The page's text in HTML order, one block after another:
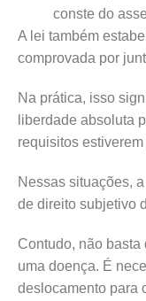
conste do
A lei também
comprovada por
Na prática, isso
liberdade absoluta
requisitos
Nessas situações,
de direito subjetivo
Contudo, não
uma doença. É
deslocamento para